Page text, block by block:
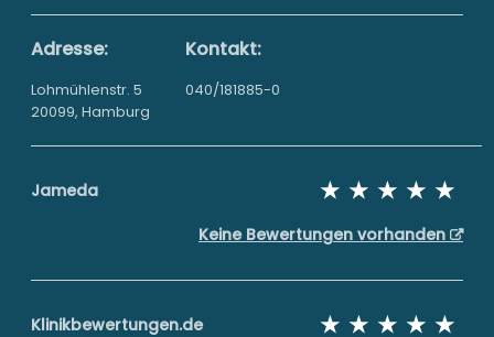
Adresse:
Lohmühlenstr. 5
20099, Hamburg
Kontakt:
040/181885-0
Jameda
Keine Bewertungen vorhanden
Klinikbewertungen.de